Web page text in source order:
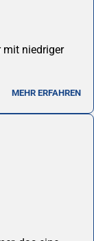
mit niedriger
MEHR ERFAHREN